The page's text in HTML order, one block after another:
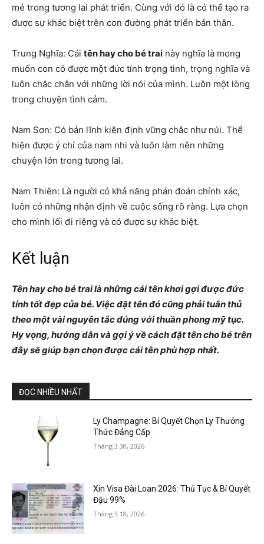
mẻ trong tương lai phát triển. Cùng với đó là có thể tạo ra
được sự khác biệt trên con đường phát triển bản thân.
Trung Nghĩa: Cái tên hay cho bé trai này nghĩa là mong
muốn con có được một đức tính trọng tình, trọng nghĩa và
luôn chắc chắn với những lời nói của mình. Luôn một lòng
trong chuyện tình cảm.
Nam Sơn: Có bản lĩnh kiên định vững chắc như núi. Thể
hiện được ý chí của nam nhi và luôn làm nên những
chuyện lớn trong tương lai.
Nam Thiên: Là người có khả năng phán đoán chính xác,
luôn có những nhận định về cuộc sống rõ ràng. Lựa chọn
cho mình lối đi riêng và có được sự khác biệt.
Kết luận
Tên hay cho bé trai là những cái tên khơi gợi được đức
tính tốt đẹp của bé. Việc đặt tên đó cũng phải tuân thủ
theo một vài nguyên tắc đúng với thuần phong mỹ tục.
Hy vọng, hướng dẫn và gợi ý về cách đặt tên cho bé trên
đây sẽ giúp bạn chọn được cái tên phù hợp nhất.
ĐỌC NHIỀU NHẤT
Ly Champagne: Bí Quyết Chọn Ly Thưởng
Thức Đẳng Cấp
Tháng 3 30, 2026
Xin Visa Đài Loan 2026: Thủ Tục & Bí Quyết
Đậu 99%
Tháng 3 18, 2026